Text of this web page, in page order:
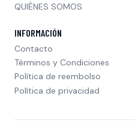
QUIÉNES SOMOS
INFORMACIÓN
Contacto
Términos y Condiciones
Política de reembolso
Política de privacidad